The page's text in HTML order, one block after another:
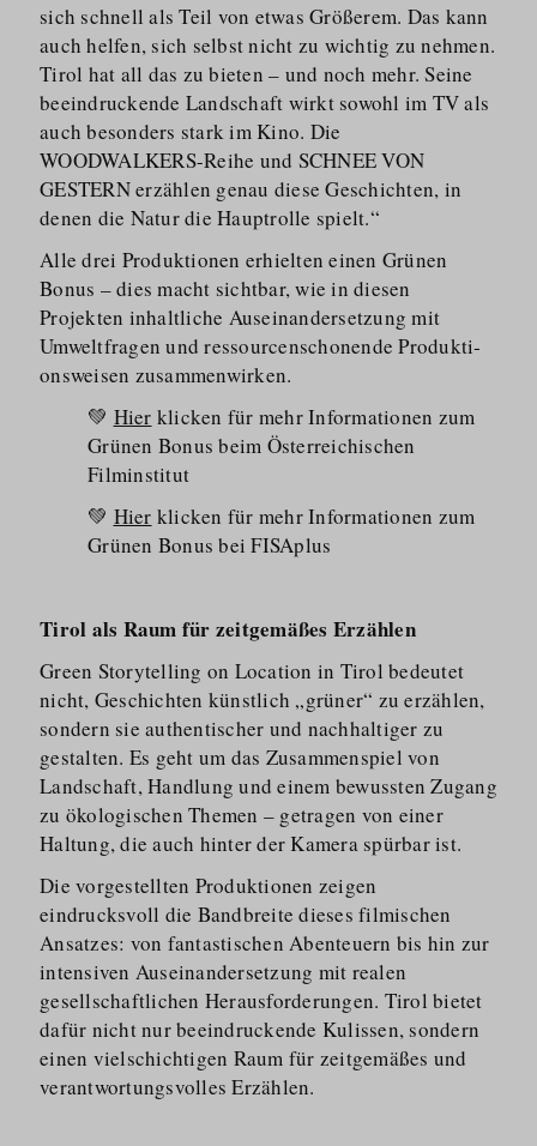
sich schnell als Teil von etwas Größerem. Das kann
auch helfen, sich selbst nicht zu wichtig zu nehmen.
Tirol hat all das zu bieten – und noch mehr. Seine
beeindruckende Landschaft wirkt sowohl im TV als
auch besonders stark im Kino. Die
WOODWALKERS-Reihe und SCHNEE VON
GESTERN erzählen genau diese Geschichten, in
denen die Natur die Hauptrolle spielt.“
Alle drei Produktionen erhielten einen Grünen
Bonus – dies macht sichtbar, wie in diesen
Projekten inhaltliche Auseinan­dersetzung mit
Umweltfragen und ressourcen­schonende Produkti­
onsweisen zusammenwirken.
💚 Hier klicken für mehr Informationen zum
Grünen Bonus beim Österreichischen
Filminstitut
💚 Hier klicken für mehr Informationen zum
Grünen Bonus bei FISAplus
Tirol als Raum für zeitgemäßes Erzählen
Green Storytelling on Location in Tirol bedeutet
nicht, Geschichten künstlich „grüner“ zu erzählen,
sondern sie authentischer und nachhaltiger zu
gestalten. Es geht um das Zusammenspiel von
Landschaft, Handlung und einem bewussten Zugang
zu ökologischen Themen – getragen von einer
Haltung, die auch hinter der Kamera spürbar ist.
Die vorgestellten Produktionen zeigen
eindrucksvoll die Bandbreite dieses filmischen
Ansatzes: von fantastischen Abenteuern bis hin zur
intensiven Auseinan­dersetzung mit realen
gesellschaftlichen Herausfor­derungen. Tirol bietet
dafür nicht nur beeindruckende Kulissen, sondern
einen vielschichtigen Raum für zeitgemäßes und
verantwor­tungsvolles Erzählen.